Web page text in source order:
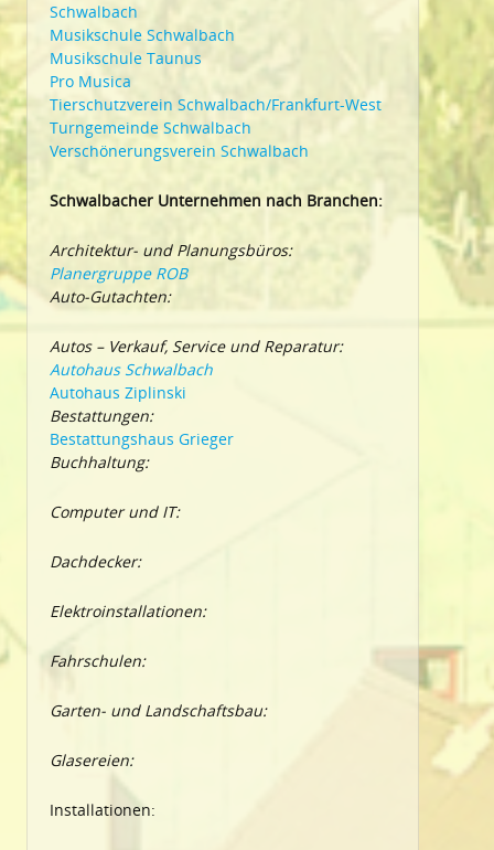
Schwalbach
Musikschule Schwalbach
Musikschule Taunus
Pro Musica
Tierschutzverein Schwalbach/Frankfurt-West
Turngemeinde Schwalbach
Verschönerungsverein Schwalbach
Schwalbacher Unternehmen nach Branchen:
Architektur- und Planungsbüros:
Planergruppe ROB
Auto-Gutachten:
Autos – Verkauf, Service und Reparatur:
Autohaus Schwalbach
Autohaus Ziplinski
Bestattungen:
Bestattungshaus Grieger
Buchhaltung:
Computer und IT:
Dachdecker:
Elektroinstallationen:
Fahrschulen:
Garten- und Landschaftsbau:
Glasereien:
Installationen: